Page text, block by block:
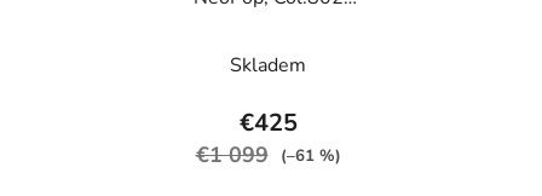
Skladem
€425
€1 099 (–61 %)